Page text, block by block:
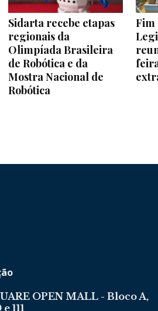
Sidarta recebe etapas
regionais da
Olimpíada Brasileira
de Robótica e da
Mostra Nacional de
Robótica
Fim
OPEN MALL - Bloco A,
111